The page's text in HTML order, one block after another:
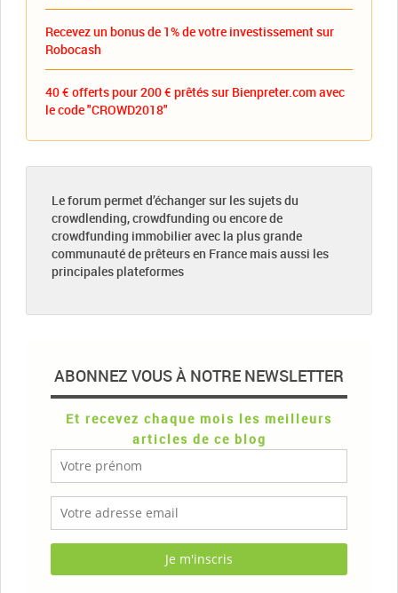
Recevez un bonus de 1% de votre investissement sur
Robocash
40 € offerts pour 200 € prêtés sur Bienpreter.com avec
le code "CROWD2018"
Le forum permet d’échanger sur les sujets du
crowdlending, crowdfunding ou encore de
crowdfunding immobilier avec la plus grande
communauté de prêteurs en France mais aussi les
principales plateformes
ABONNEZ VOUS À NOTRE NEWSLETTER
Et recevez chaque mois les meilleurs
articles de ce blog